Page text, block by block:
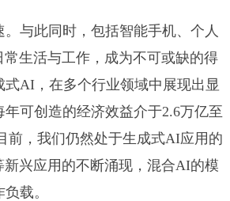
与此同时，包括智能手机、个人
生活与工作，成为不可或缺的得
AI，在多个行业领域中展现出显
可创造的经济效益介于2.6万亿至
前，我们仍然处于生成式AI应用的
兴应用的不断涌现，混合AI的模
载。